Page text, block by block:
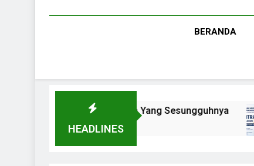
BERANDA
HEADLINES
Menuju Dunia Kerja Yang Sesungguhnya